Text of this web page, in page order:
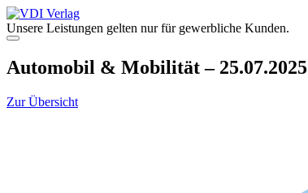
Zum
Inhalt
springen
Unsere Leistungen gelten nur für gewerbliche Kunden.
Menü
Automobil & Mobilität – 25.07.2025
Zur Übersicht